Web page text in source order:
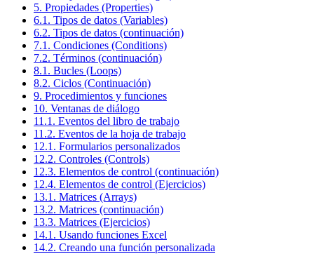
5. Propiedades (Properties)
6.1. Tipos de datos (Variables)
6.2. Tipos de datos (continuación)
7.1. Condiciones (Conditions)
7.2. Términos (continuación)
8.1. Bucles (Loops)
8.2. Ciclos (Continuación)
9. Procedimientos y funciones
10. Ventanas de diálogo
11.1. Eventos del libro de trabajo
11.2. Eventos de la hoja de trabajo
12.1. Formularios personalizados
12.2. Controles (Controls)
12.3. Elementos de control (continuación)
12.4. Elementos de control (Ejercicios)
13.1. Matrices (Arrays)
13.2. Matrices (continuación)
13.3. Matrices (Ejercicios)
14.1. Usando funciones Excel
14.2. Creando una función personalizada